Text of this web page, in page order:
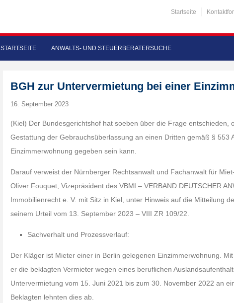
Startseite
STARTSEITE ANWALTS- UND STEUERBERATERSUCHE
BGH zur Untervermietung bei einer
16. September 2023
(Kiel) Der Bundesgerichtshof hat soeben über die Frage entschieden,
Gestattung der Gebrauchsüberlassung an einen Dritten gemäß § 553
Einzimmerwohnung gegeben sein kann.
Darauf verweist der Nürnberger Rechtsanwalt und Fachanwalt für
Oliver Fouquet, Vizepräsident des VBMI – VERBAND DEUTSCHER
Immobilienrecht e. V. mit Sitz in Kiel, unter Hinweis auf die Mitteilung
seinem Urteil vom 13. September 2023 – VIII ZR 109/22.
Sachverhalt und Prozessverlauf:
Der Kläger ist Mieter einer in Berlin gelegenen Einzimmerwohnung.
er die beklagten Vermieter wegen eines beruflichen
Untervermietung vom 15. Juni 2021 bis zum 30. November 2022 an
Beklagten lehnten dies ab.